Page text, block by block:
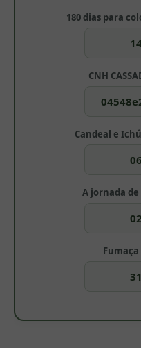
180 dias para
CNH
Candeal e
A jornada de